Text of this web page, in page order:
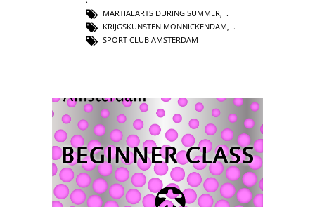
MARTIALARTS DURING SUMMER,
KRIJGSKUNSTEN MONNICKENDAM,
SPORT CLUB AMSTERDAM